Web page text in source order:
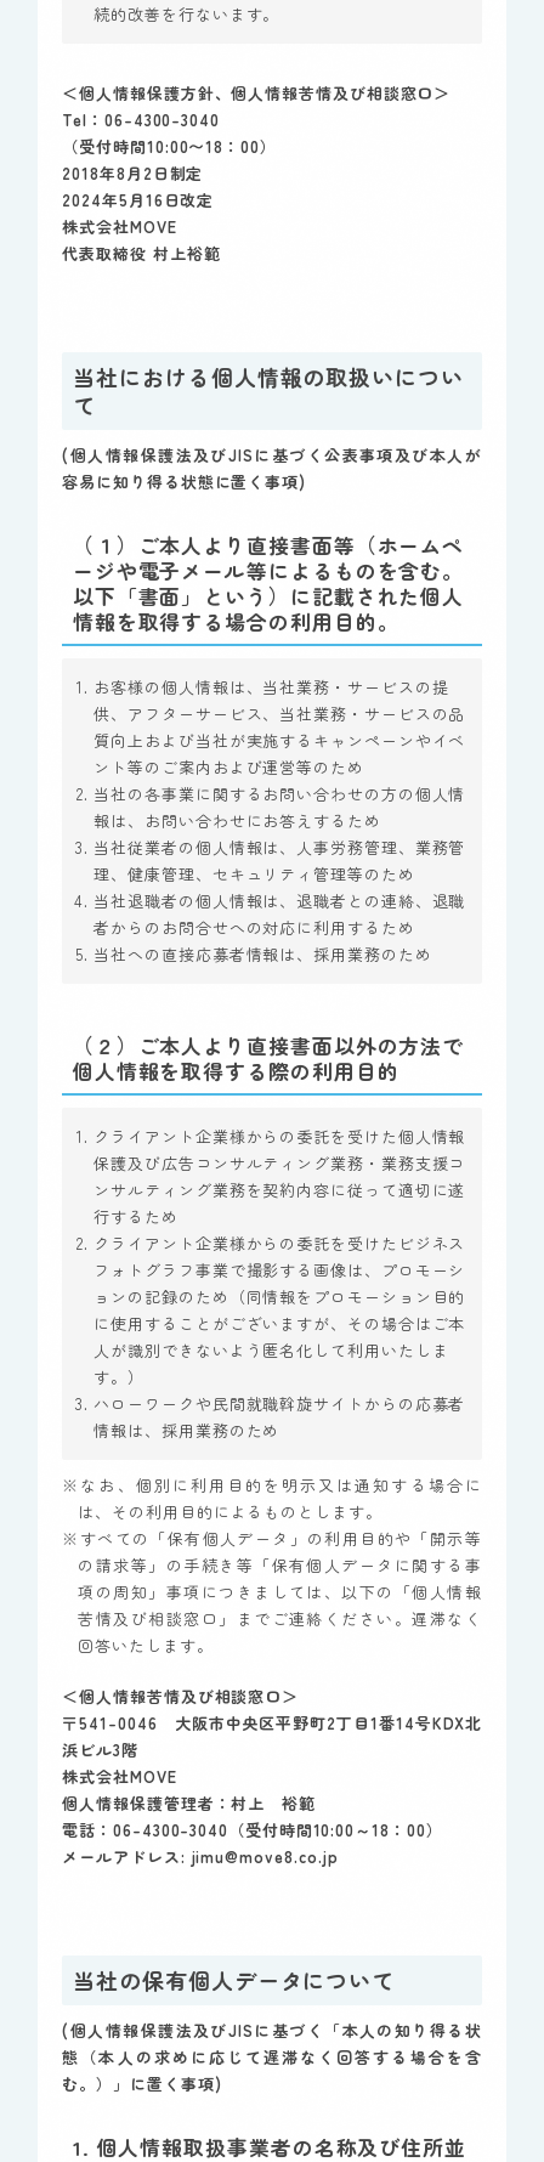
続的改善を行ないます。
＜個人情報保護方針、個人情報苦情及び相談窓口＞
Tel：06-4300-3040
（受付時間10:00〜18：00）
2018年8月2日制定
2024年5月16日改定
株式会社MOVE
代表取締役 村上裕範
当社における個人情報の取扱いについ
て
(個人情報保護法及びJISに基づく公表事項及び本人が
容易に知り得る状態に置く事項)
（１）ご本人より直接書面等（ホームペ
ージや電子メール等によるものを含む。
以下「書面」という）に記載された個人
情報を取得する場合の利用目的。
お客様の個人情報は、当社業務・サービスの提
供、アフターサービス、当社業務・サービスの品
質向上および当社が実施するキャンペーンやイベ
ント等のご案内および運営等のため
当社の各事業に関するお問い合わせの方の個人情
報は、お問い合わせにお答えするため
当社従業者の個人情報は、人事労務管理、業務管
理、健康管理、セキュリティ管理等のため
当社退職者の個人情報は、退職者との連絡、退職
者からのお問合せへの対応に利用するため
当社への直接応募者情報は、採用業務のため
（２）ご本人より直接書面以外の方法で
個人情報を取得する際の利用目的
クライアント企業様からの委託を受けた個人情報
保護及び広告コンサルティング業務・業務支援コ
ンサルティング業務を契約内容に従って適切に遂
行するため
クライアント企業様からの委託を受けたビジネス
フォトグラフ事業で撮影する画像は、プロモーシ
ョンの記録のため（同情報をプロモーション目的
に使用することがございますが、その場合はご本
人が識別できないよう匿名化して利用いたしま
す。）
ハローワークや民間就職斡旋サイトからの応募者
情報は、採用業務のため
※なお、個別に利用目的を明示又は通知する場合に
は、その利用目的によるものとします。
※すべての「保有個人データ」の利用目的や「開示等
の請求等」の手続き等「保有個人データに関する事
項の周知」事項につきましては、以下の「個人情報
苦情及び相談窓口」までご連絡ください。遅滞なく
回答いたします。
＜個人情報苦情及び相談窓口＞
〒541-0046 大阪市中央区平野町2丁目1番14号KDX北
浜ビル3階
株式会社MOVE
個人情報保護管理者：村上 裕範
電話：06-4300-3040（受付時間10:00～18：00）
メールアドレス: jimu@move8.co.jp
当社の保有個人データについて
(個人情報保護法及びJISに基づく「本人の知り得る状
態（本人の求めに応じて遅滞なく回答する場合を含
む。）」に置く事項)
1. 個人情報取扱事業者の名称及び住所並